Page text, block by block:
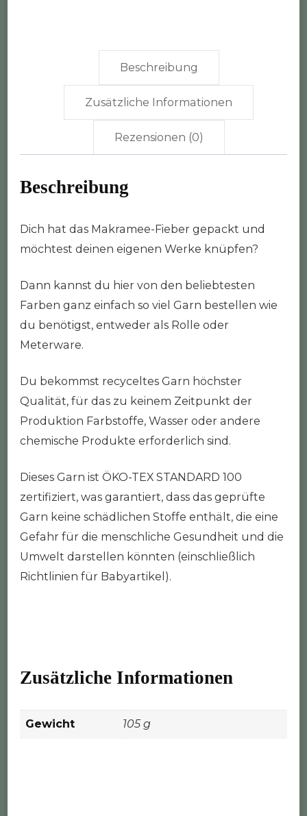
Beschreibung
Zusätzliche Informationen
Rezensionen (0)
Beschreibung
Dich hat das Makramee-Fieber gepackt und
möchtest deinen eigenen Werke knüpfen?
Dann kannst du hier von den beliebtesten
Farben ganz einfach so viel Garn bestellen wie
du benötigst, entweder als Rolle oder
Meterware.
Du bekommst recyceltes Garn höchster
Qualität, für das zu keinem Zeitpunkt der
Produktion Farbstoffe, Wasser oder andere
chemische Produkte erforderlich sind.
Dieses Garn ist ÖKO-TEX STANDARD 100
zertifiziert, was garantiert, dass das geprüfte
Garn keine schädlichen Stoffe enthält, die eine
Gefahr für die menschliche Gesundheit und die
Umwelt darstellen könnten (einschließlich
Richtlinien für Babyartikel).
Zusätzliche Informationen
Gewicht 105 g